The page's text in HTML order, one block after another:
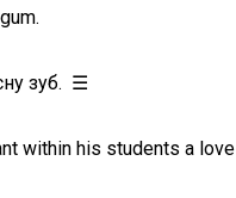
зуб. ☰
within his students a love